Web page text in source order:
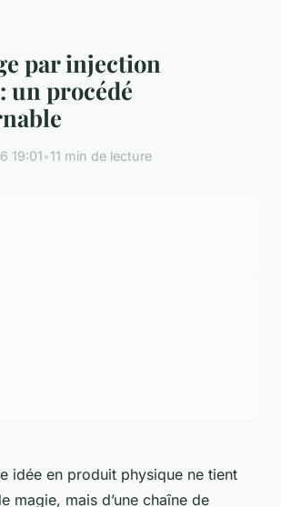
par injection
un procédé
19:01•11 min de lecture
idée en produit physique ne tient
magie, mais d’une chaîne de